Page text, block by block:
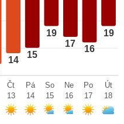
14
15
19
17
16
19
Čt
13
Pá
14
So
15
Ne
16
Po
17
Út
18